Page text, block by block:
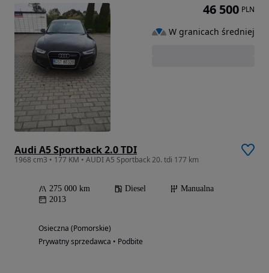
Audi A5 Sportback 2.0 TDI
1968 cm3 • 177 KM • AUDI A5 Sportback 20. tdi 177 km
275 000 km Diesel
Manualna
2013
Osieczna (Pomorskie)
Prywatny sprzedawca • Podbite
46 500 PLN
W granicach średniej